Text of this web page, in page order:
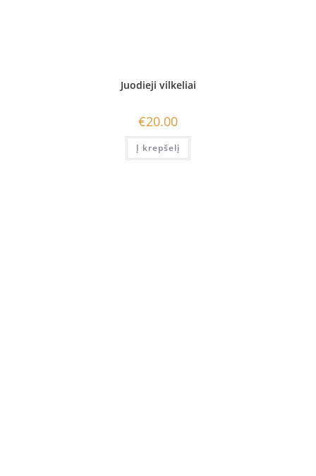
Juodieji vilkeliai
€20.00
Į krepšelį